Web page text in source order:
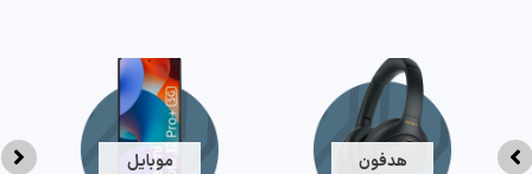
هدفون موبایل